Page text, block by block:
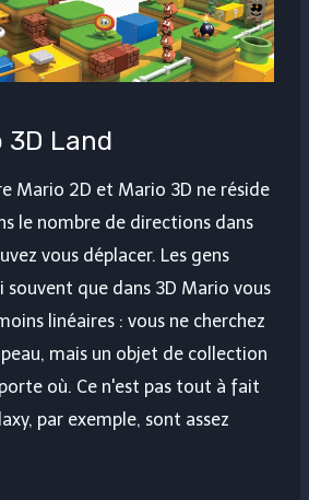
3D Land
Mario 2D et Mario 3D ne réside
le nombre de directions dans
vous déplacer. Les gens
souvent que dans 3D Mario vous
linéaires : vous ne cherchez
mais un objet de collection
où. Ce n'est pas tout à fait
par exemple, sont assez